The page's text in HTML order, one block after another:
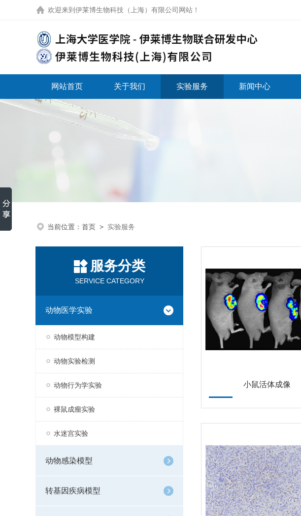
欢迎来到 伊莱博生物科技（上海）有限公司网站 ！
网站首页 关于我们 实验服务 新闻中心
当前位置： 首页 > 实验服务
服务分类
SERVICE CATEGORY
动物医学实验
动物模型构建
动物实验检测
动物行为学实验
裸鼠成瘤实验
水迷宫实验
动物感染模型
转基因疾病模型
小鼠活体成像